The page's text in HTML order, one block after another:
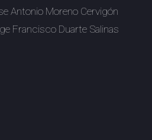
Antonio Moreno Cervigón
Francisco Duarte Salinas